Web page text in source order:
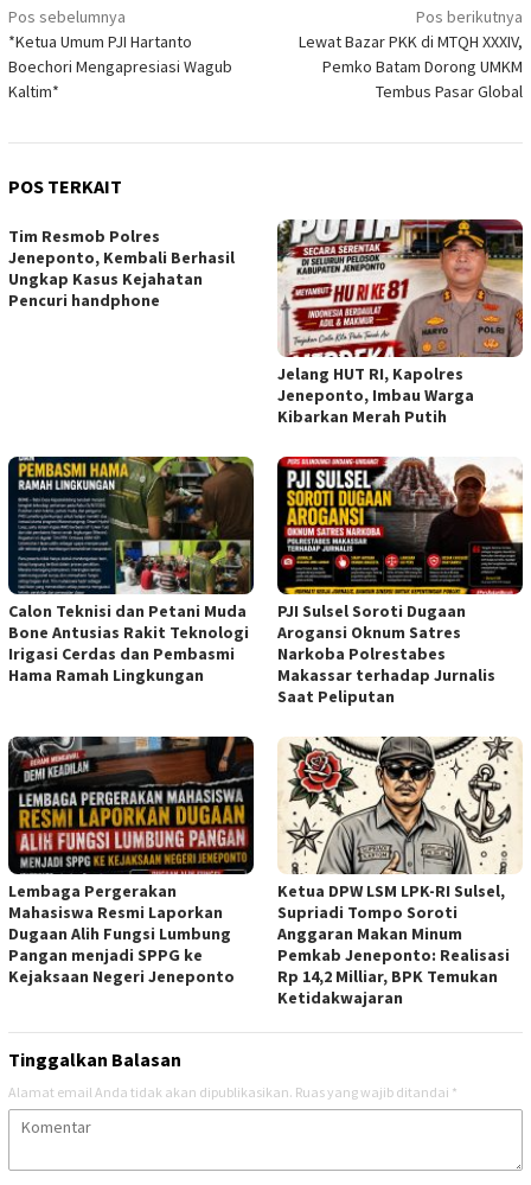
Navigasi
pos
Pos sebelumnya
*Ketua Umum PJI Hartanto
Boechori Mengapresiasi Wagub
Kaltim*
Pos berikutnya
Lewat Bazar PKK di MTQH XXXIV,
Pemko Batam Dorong UMKM
Tembus Pasar Global
POS TERKAIT
Tim Resmob Polres
Jeneponto, Kembali Berhasil
Ungkap Kasus Kejahatan
Pencuri handphone
Jelang HUT RI, Kapolres
Jeneponto, Imbau Warga
Kibarkan Merah Putih
Calon Teknisi dan Petani Muda
Bone Antusias Rakit Teknologi
Irigasi Cerdas dan Pembasmi
Hama Ramah Lingkungan
PJI Sulsel Soroti Dugaan
Arogansi Oknum Satres
Narkoba Polrestabes
Makassar terhadap Jurnalis
Saat Peliputan
Lembaga Pergerakan
Mahasiswa Resmi Laporkan
Dugaan Alih Fungsi Lumbung
Pangan menjadi SPPG ke
Kejaksaan Negeri Jeneponto
Ketua DPW LSM LPK-RI Sulsel,
Supriadi Tompo Soroti
Anggaran Makan Minum
Pemkab Jeneponto: Realisasi
Rp 14,2 Milliar, BPK Temukan
Ketidakwajaran
Tinggalkan Balasan
Alamat email Anda tidak akan dipublikasikan. Ruas yang wajib ditandai *